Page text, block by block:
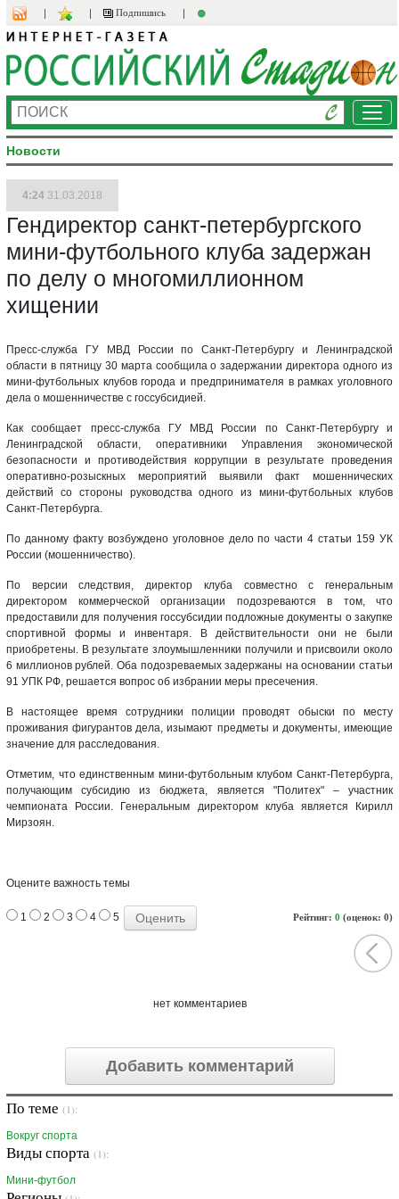
Подпишись
Новости
4:24 31.03.2018
Гендиректор санкт-петербургского
мини-футбольного клуба задержан
по делу о многомиллионном
хищении
Пресс-служба ГУ МВД России по Санкт-Петербургу и Ленинградской
области в пятницу 30 марта сообщила о задержании директора одного из
мини-футбольных клубов города и предпринимателя в рамках уголовного
дела о мошенничестве с госсубсидией.
Как сообщает пресс-служба ГУ МВД России по Санкт-Петербургу и
Ленинградской области, оперативники Управления экономической
безопасности и противодействия коррупции в результате проведения
оперативно-розыскных мероприятий выявили факт мошеннических
действий со стороны руководства одного из мини-футбольных клубов
Санкт-Петербурга.
По данному факту возбуждено уголовное дело по части 4 статьи 159 УК
России (мошенничество).
По версии следствия, директор клуба совместно с генеральным
директором коммерческой организации подозреваются в том, что
предоставили для получения госсубсидии подложные документы о закупке
спортивной формы и инвентаря. В действительности они не были
приобретены. В результате злоумышленники получили и присвоили около
6 миллионов рублей. Оба подозреваемых задержаны на основании статьи
91 УПК РФ, решается вопрос об избрании меры пресечения.
В настоящее время сотрудники полиции проводят обыски по месту
проживания фигурантов дела, изымают предметы и документы, имеющие
значение для расследования.
Отметим, что единственным мини-футбольным клубом Санкт-Петербурга,
получающим субсидию из бюджета, является "Политех" – участник
чемпионата России. Генеральным директором клуба является Кирилл
Мирзоян.
Оцените важность темы
Рейтинг: 0 (оценок: 0)
1 2 3 4 5
нет комментариев
Добавить комментарий
По теме (1):
Вокруг спорта
Виды спорта (1):
Мини-футбол